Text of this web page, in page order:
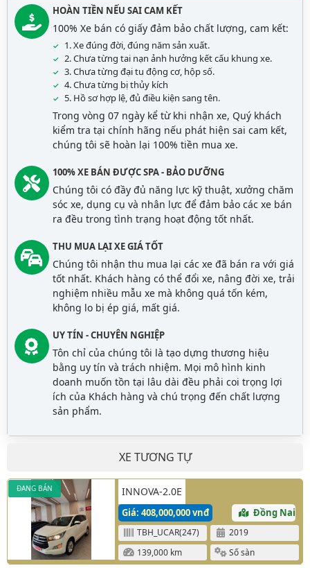
HOÀN TIỀN NẾU SAI CAM KẾT
100% Xe bán có giấy đảm bảo chất lượng, cam kết:
1. Xe đúng đời, đúng năm sản xuất.
2. Chưa từng tai nạn ảnh hưởng kết cấu khung xe.
3. Chưa từng đại tu động cơ, hộp số.
4. Chưa từng bị thủy kích
5. Hồ sơ hợp lệ, đủ điều kiện sang tên.
Trong vòng 07 ngày kể từ khi nhận xe, Quý khách
kiểm tra tại chính hãng nếu phát hiện sai cam kết,
chúng tôi sẽ hoàn lại 100% tiền mua xe.
100% XE BÁN ĐƯỢC SPA - BẢO DƯỠNG
Chúng tôi có đầy đủ năng lực kỹ thuật, xưởng chăm
sóc xe, dụng cụ và nhân lực để đảm bảo các xe bán
ra đều trong tình trạng hoạt động tốt nhất.
THU MUA LẠI XE GIÁ TỐT
Chúng tôi nhận thu mua lại các xe đã bán ra với giá
tốt nhất. Khách hàng có thể đổi xe, nâng đời xe, trải
nghiệm nhiều mẫu xe mà không quá tốn kém,
không lo bị ép giá, mất giá.
UY TÍN - CHUYÊN NGHIỆP
Tôn chỉ của chúng tôi là tạo dựng thương hiệu
bằng uy tín và trách nhiệm. Mọi mô hình kinh
doanh muốn tồn tại lâu dài đều phải coi trọng lợi
ích của Khách hàng và chú trọng đến chất lượng
sản phẩm.
XE TƯƠNG TỰ
INNOVA-2.0E
Giá: 408,000,000 vnđ Đồng Nai
TBH_UCAR(247)
2019
139,000 km
Số sàn
ĐANG BÁN